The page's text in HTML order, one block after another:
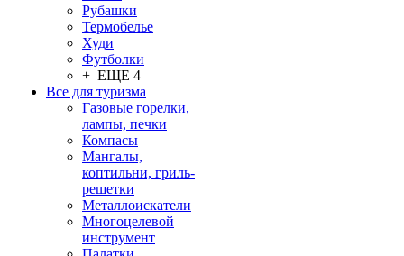
Рубашки
Термобелье
Худи
Футболки
+ ЕЩЕ 4
Все для туризма
Газовые горелки,
лампы, печки
Компасы
Мангалы,
коптильни, гриль-
решетки
Металлоискатели
Многоцелевой
инструмент